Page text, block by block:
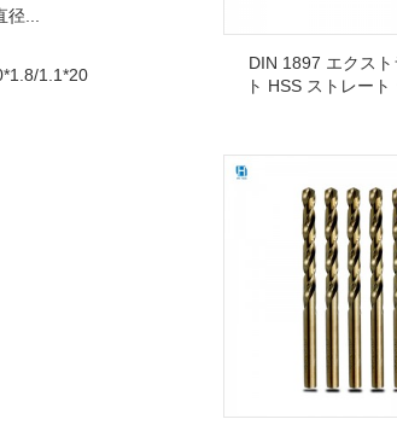
径...
1.1*20
DIN 1897 エクスト
ト HSS ストレート